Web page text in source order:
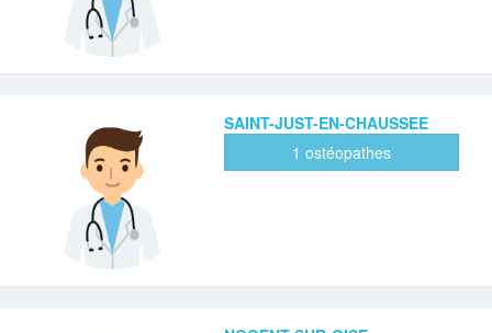
SAINT-JUST-EN-CHAUSSEE
1 ostéopathes